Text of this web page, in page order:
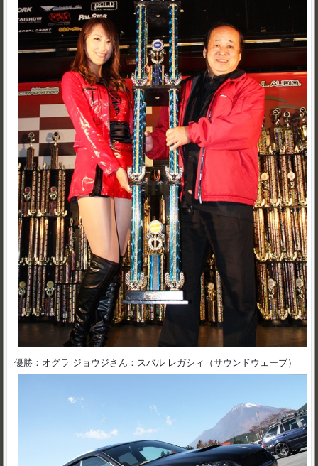
優勝：オグラ ジョウジさん：スバル レガシィ（サウンドウェーブ）